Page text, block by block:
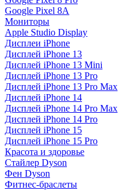
Google Pixel 8A
Мониторы
Apple Studio Display
Дисплеи iPhone
Дисплей iPhone 13
Дисплей iPhone 13 Mini
Дисплей iPhone 13 Pro
Дисплей iPhone 13 Pro Max
Дисплей iPhone 14
Дисплей iPhone 14 Pro Max
Дисплей iPhone 14 Pro
Дисплей iPhone 15
Дисплей iPhone 15 Pro
Красота и здоровье
Стайлер Dyson
Фен Dyson
Фитнес-браслеты